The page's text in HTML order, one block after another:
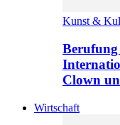
Kunst &
Clown
Wirtschaft